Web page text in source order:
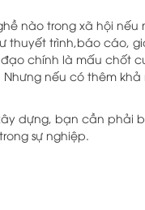
nào trong xã hội
thuyết trình,báo cáo,
chính là mấu chốt
nếu có thêm
dựng, bạn cần phải
sự nghiệp.